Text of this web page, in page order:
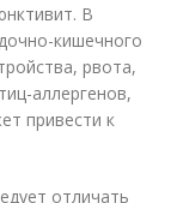
В
кишечного
рвота,
аллергенов,
привести к
отличать